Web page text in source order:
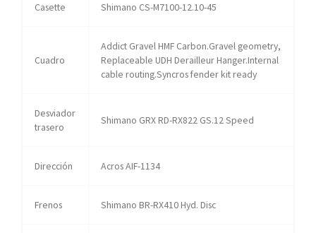
Casette Shimano CS-M7100-12.10-45
Cuadro
Addict Gravel HMF Carbon.Gravel geometry,
Replaceable UDH Derailleur Hanger.Internal
cable routing.Syncros fender kit ready
Desviador
trasero
Shimano GRX RD-RX822 GS.12 Speed
Dirección Acros AIF-1134
Frenos Shimano BR-RX410 Hyd. Disc